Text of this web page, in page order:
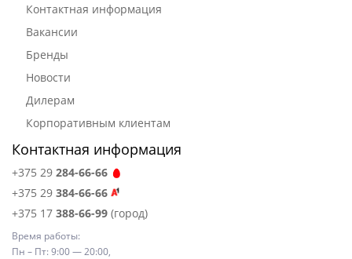
Контактная информация
Вакансии
Бренды
Новости
Дилерам
Корпоративным клиентам
Контактная информация
+375 29 284-66-66
+375 29 384-66-66
+375 17 388-66-99 (город)
Время работы:
Пн – Пт: 9:00 — 20:00,